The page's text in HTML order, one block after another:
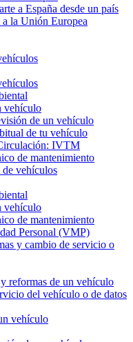
a España desde un país
a la Unión Europea
vehículo
de un vehículo
de tu vehículo
IVTM
de mantenimiento
vehículos
vehículo
de mantenimiento
Personal (VMP)
y cambio de servicio o
reformas de un vehículo
del vehículo o de datos
vehículo